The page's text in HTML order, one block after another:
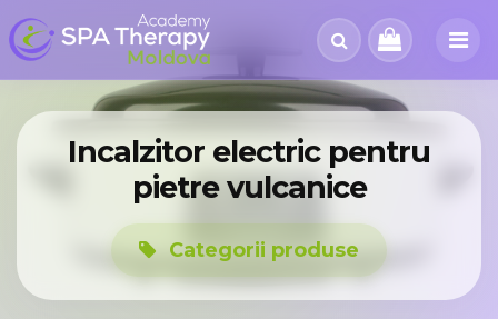
Incalzitor electric pentru
pietre vulcanice
Categorii produse